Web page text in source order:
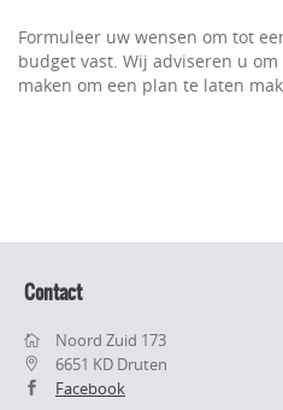
Formuleer uw wensen om tot
budget vast. Wij adviseren u
maken om een plan te laten
Contact
Noord Zuid 173
6651 KD Druten
Facebook